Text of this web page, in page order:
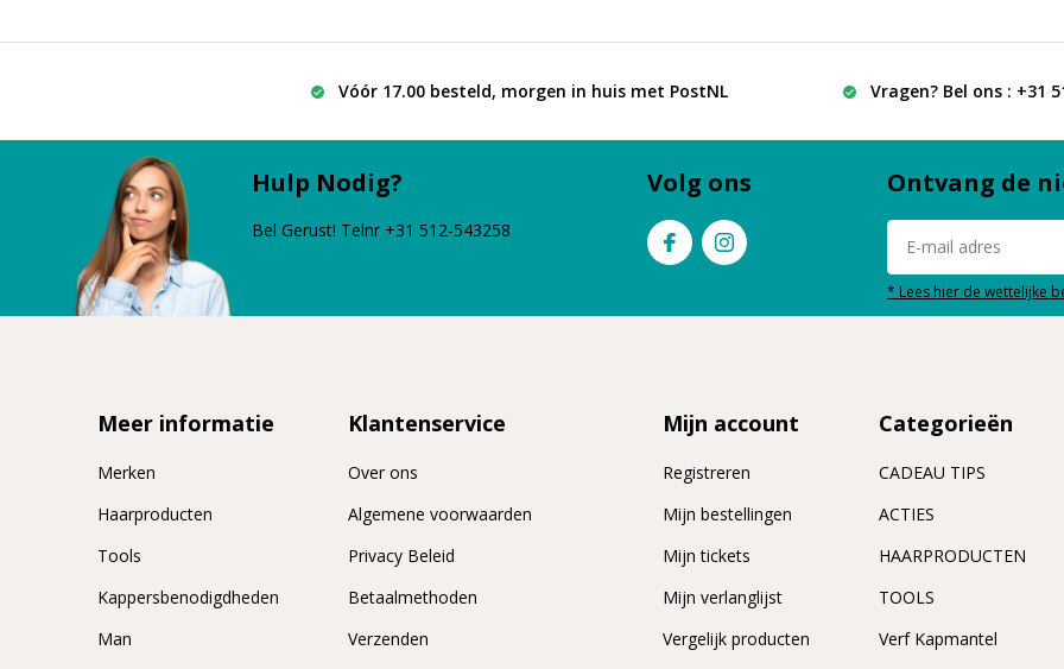
Vóór 17.00 besteld, morgen in huis met PostNL Vragen? Bel ons : +31
Hulp Nodig?
Bel Gerust! Telnr +31 512-543258
Volg ons Ontvang de
* Lees hier de wettelijke
Meer informatie
Merken
Haarproducten
Tools
Kappersbenodigdheden
Man
Klantenservice
Over ons
Algemene voorwaarden
Privacy Beleid
Betaalmethoden
Verzenden
Mijn account
Registreren
Mijn bestellingen
Mijn tickets
Mijn verlanglijst
Vergelijk producten
Categorieën
CADEAU TIPS
ACTIES
HAARPRODUCTEN
TOOLS
Verf Kapmantel